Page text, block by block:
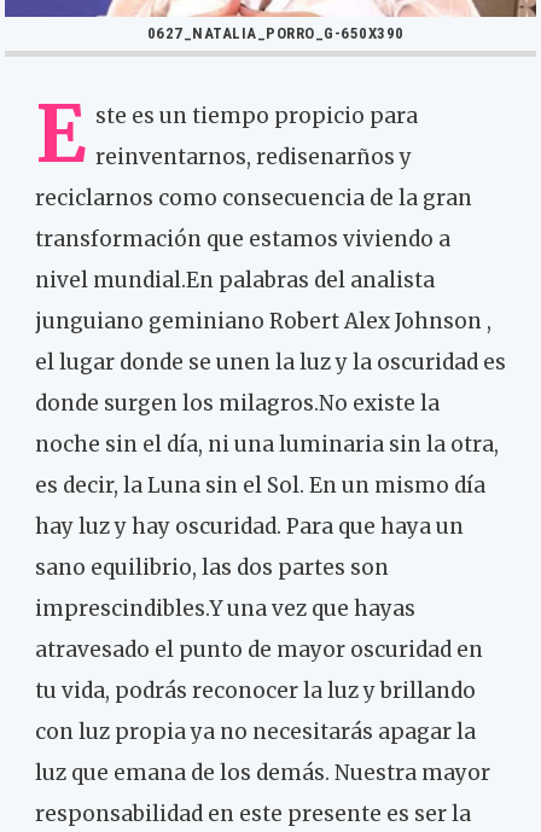
0627_NATALIA_PORRO_G-650X390
E ste es un tiempo propicio para
reinventarnos, redisenarños y
reciclarnos como consecuencia de la gran
transformación que estamos viviendo a
nivel mundial.En palabras del analista
junguiano geminiano Robert Alex Johnson ,
el lugar donde se unen la luz y la oscuridad es
donde surgen los milagros.No existe la
noche sin el día, ni una luminaria sin la otra,
es decir, la Luna sin el Sol. En un mismo día
hay luz y hay oscuridad. Para que haya un
sano equilibrio, las dos partes son
imprescindibles.Y una vez que hayas
atravesado el punto de mayor oscuridad en
tu vida, podrás reconocer la luz y brillando
con luz propia ya no necesitarás apagar la
luz que emana de los demás. Nuestra mayor
responsabilidad en este presente es ser la